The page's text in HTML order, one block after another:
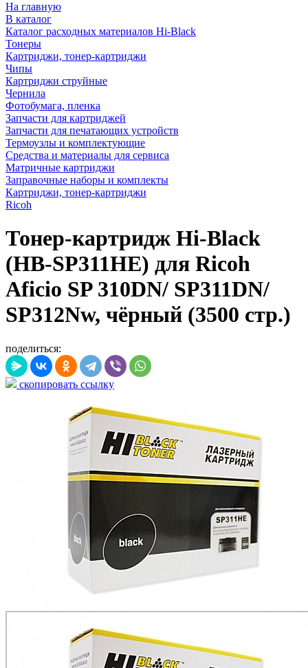
На главную
В каталог
Каталог расходных материалов Hi-Black
Тонеры
Картриджи, тонер-картриджи
Чипы
Картриджи струйные
Чернила
Фотобумага, пленка
Запчасти для картриджей
Запчасти для печатающих устройств
Термоузлы и комплектующие
Средства и материалы для сервиса
Матричные картриджи
Заправочные наборы и комплекты
Картриджи, тонер-картриджи
Ricoh
Тонер-картридж Hi-Black
(HB-SP311HE) для Ricoh
Aficio SP 310DN/ SP311DN/
SP312Nw, чёрный (3500 стр.)
поделиться:
скопировать ссылку